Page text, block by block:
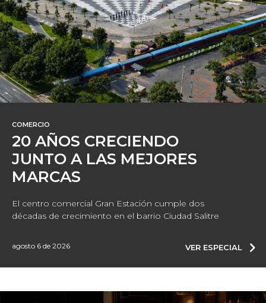
COMERCIO
20 AÑOS CRECIENDO
JUNTO A LAS MEJORES
MARCAS
El centro comercial Gran Estación cumple dos
décadas de crecimiento en el barrio Ciudad Salitre
agosto 6 de 2026 VER ESPECIAL